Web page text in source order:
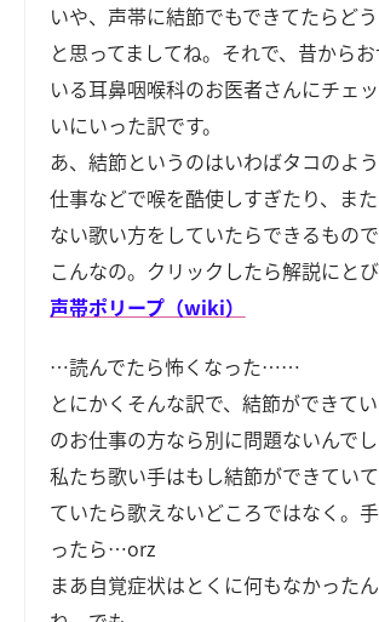
いや、声帯に結節でもできてたらどう
と思ってましてね。それで、昔から
いる耳鼻咽喉科のお医者さんにチェ
いにいった訳です。
あ、結節というのはいわばタコのよう
仕事などで喉を酷使しすぎたり、ま
ない歌い方をしていたらできるもので
こんなの。クリックしたら解説にと
声帯ポリープ（wiki）
…読んでたら怖くなった……
とにかくそんな訳で、結節ができて
のお仕事の方なら別に問題ないんでし
私たち歌い手はもし結節ができてい
ていたら歌えないどころではなく。
ったら…orz
まあ自覚症状はとくに何もなかった